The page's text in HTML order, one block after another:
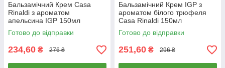
Бальзамічний Крем Casa
Rinaldi з ароматом
апельсина IGP 150мл
Готово до відправки
234,60 ₴ 276 ₴
Бальзамічний Крем IGP з
ароматом білого трюфеля
Casa Rinaldi 150мл
Готово до відправки
251,60 ₴ 296 ₴